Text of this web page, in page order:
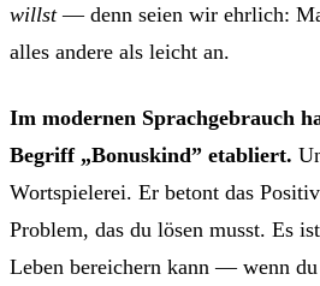
willst— denn seien wir ehrlich:
alles andere als leicht an.
Im modernen Sprachgebrauch
Begriff „Bonuskind” etabliert.
Wortspielerei. Er betont das
Problem, das du lösen musst. Es
Leben bereichern kann — wenn